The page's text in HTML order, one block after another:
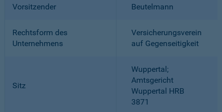
Vorsitzender
Beutelmann
Rechtsform des
Unternehmens
Versicherungsverein
auf Gegenseitigkeit
Sitz
Wuppertal;
Amtsgericht
Wuppertal HRB
3871